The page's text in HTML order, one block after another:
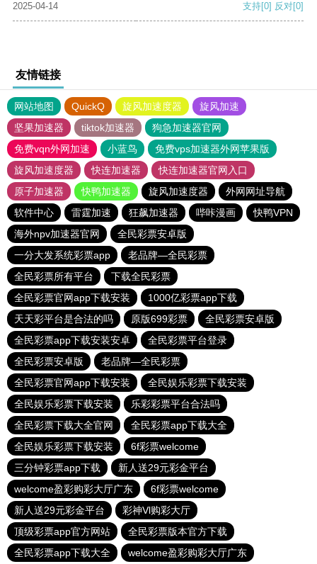
2025-04-14 支持[0] 反对[0]
友情链接
网站地图 QuickQ 旋风加速度器
旋风加速
坚果加速器
tiktok加速器
狗急加速器官网
免费vqn外网加速
小蓝鸟
免费vps加速器外网苹果版
旋风加速度器
快连加速器
快连加速器官网入口
原子加速器
快鸭加速器 旋风加速度器
外网网址导航
软件中心
雷霆加速 狂飙加速器 哔咔漫画
快鸭VPN
海外npv加速器官网
全民彩票安卓版
一分大发系统彩票app
老品牌—全民彩票
全民彩票所有平台
下载全民彩票
全民彩票官网app下载安装
1000亿彩票app下载
天天彩平台是合法的吗
原版699彩票
全民彩票安卓版
全民彩票app下载安装安卓
全民彩票平台登录
全民彩票安卓版
老品牌—全民彩票
全民彩票官网app下载安装
全民娱乐彩票下载安装
全民娱乐彩票下载安装
乐彩彩票平台合法吗
全民彩票下载大全官网
全民彩票app下载大全
全民娱乐彩票下载安装
6f彩票welcome
三分钟彩票app下载
新人送29元彩金平台
welcome盈彩购彩大厅广东
6f彩票welcome
新人送29元彩金平台
彩神Vl购彩大厅
顶级彩票app官方网站
全民彩票版本官方下载
全民彩票app下载大全
welcome盈彩购彩大厅广东